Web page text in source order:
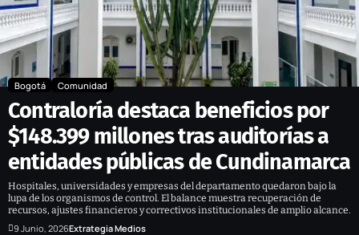
Bogotá Comunidad
Contraloría destaca beneficios por
$148.399 millones tras auditorías a
entidades públicas de Cundinamarca
Hospitales, universidades y empresas del departamento quedaron bajo la
lupa de los organismos de control. El balance muestra recuperación de
recursos, ajustes financieros y correctivos institucionales de amplio alcance.
9 Junio, 2026Extrategia Medios